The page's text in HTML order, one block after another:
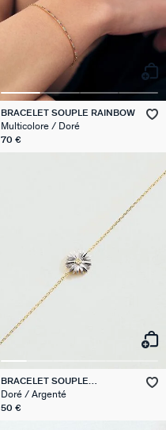
BRACELET SOUPLE RAINBOW
Multicolore / Doré
70 €
BRACELET SOUPLE
BLOSSOM
Doré / Argenté
50 €